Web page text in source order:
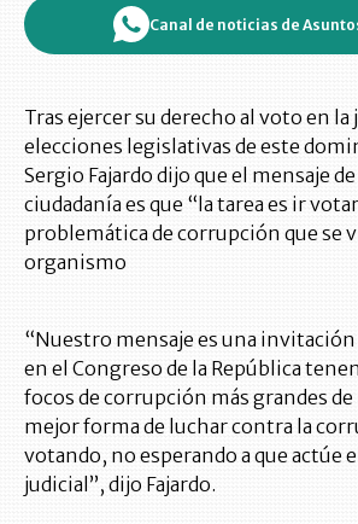
Canal de noticias de
Tras ejercer su derecho al voto en la
elecciones legislativas de este
Sergio Fajardo dijo que el mensaje
ciudadanía es que “la tarea es ir
problemática de corrupción que se
organismo
“Nuestro mensaje es una
en el Congreso de la República
focos de corrupción más grandes
mejor forma de luchar contra la
votando, no esperando a que actúe
judicial”, dijo Fajardo.